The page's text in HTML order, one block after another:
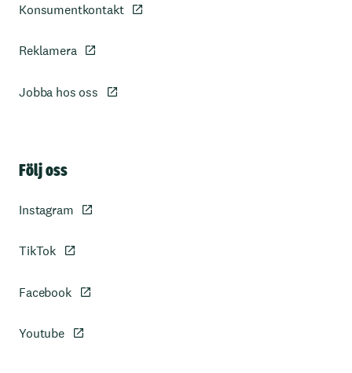
Konsumentkontakt
Reklamera
Jobba hos oss
Följ oss
Instagram
TikTok
Facebook
Youtube